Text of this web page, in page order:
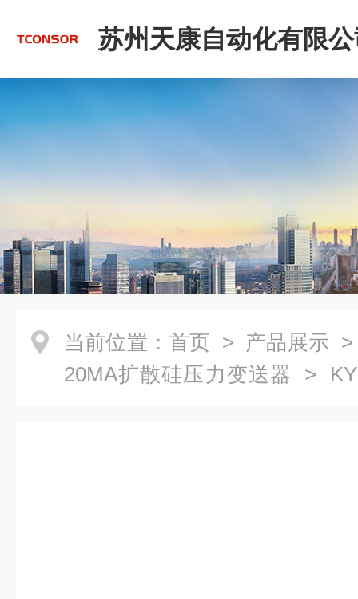
苏州天康自动化有限
当前位置： 首页 > 产品展示
20MA扩散硅压力变送器 >